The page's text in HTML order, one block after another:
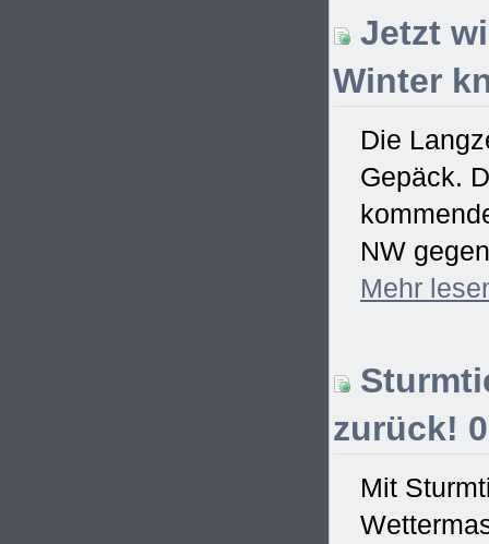
Jetzt
Winter
Die
Gepäck.
NW
Mehr
zurück!
Mit